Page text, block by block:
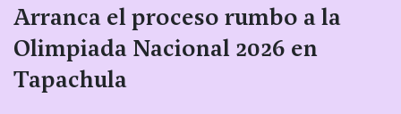
Arranca el proceso rumbo a la
Olimpiada Nacional 2026 en
Tapachula